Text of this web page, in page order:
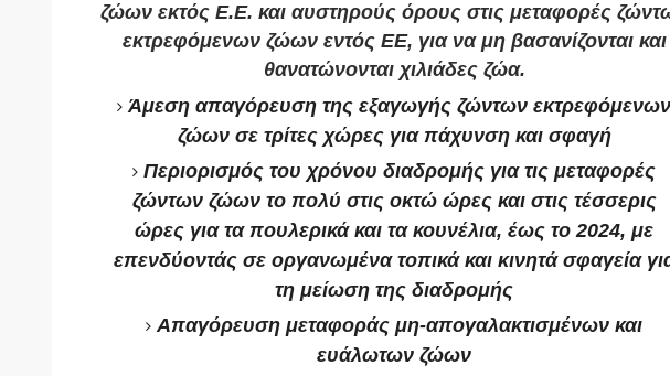
ζώων εκτός Ε.Ε. και αυστηρούς όρους στις μεταφορές
εκτρεφόμενων ζώων εντός ΕΕ, για να μη βασανίζονται και
θανατώνονται χιλιάδες ζώα.
Άμεση απαγόρευση της εξαγωγής ζώντων εκτρεφόμενων
ζώων σε τρίτες χώρες για πάχυνση και σφαγή
Περιορισμός του χρόνου διαδρομής για τις μεταφορές
ζώντων ζώων το πολύ στις οκτώ ώρες και στις τέσσερις
ώρες για τα πουλερικά και τα κουνέλια, έως το 2024, με
επενδύοντάς σε οργανωμένα τοπικά και κινητά σφαγεία
τη μείωση της διαδρομής
Απαγόρευση μεταφοράς μη-απογαλακτισμένων και
ευάλωτων ζώων